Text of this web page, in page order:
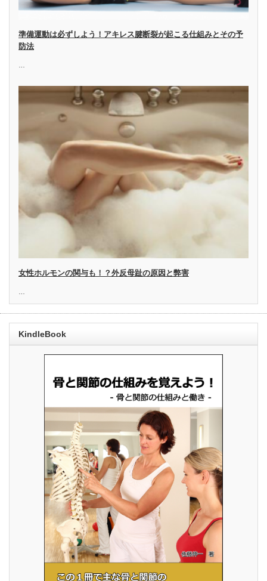
準備運動は必ずしよう！アキレス腱断裂が起こる仕組みとその予
防法
女性ホルモンの関与も！？外反母趾の原因と弊害
KindleBook